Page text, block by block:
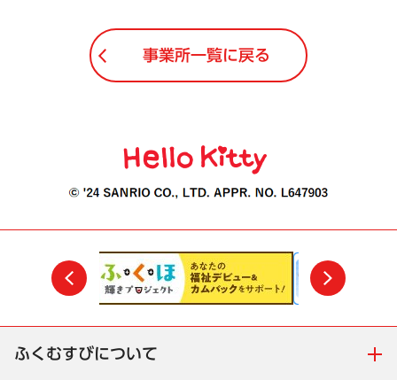
事業所一覧に戻る
前
ふくむすびについて